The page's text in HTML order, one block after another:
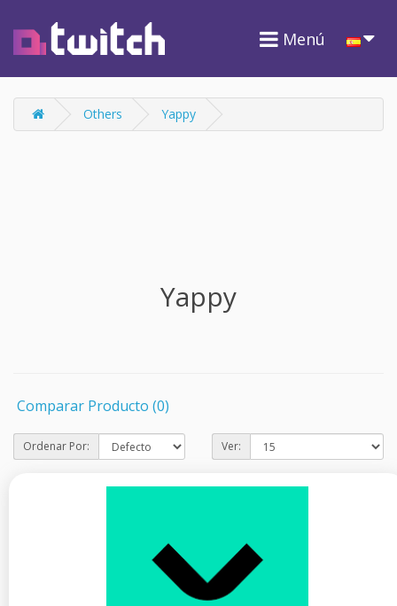
Menú
Others Yappy
Yappy
Comparar Producto (0)
Ordenar Por: Ver: